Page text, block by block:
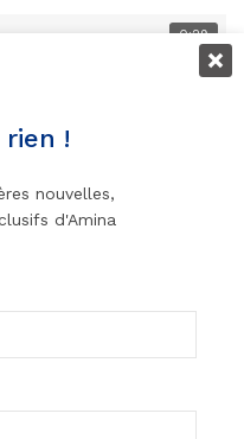
0:29
son message sur
!
nouvelles,
d'Amina